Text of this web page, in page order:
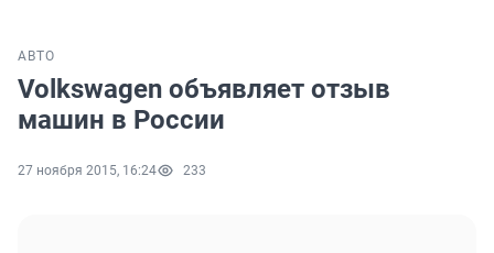
АВТО
Volkswagen объявляет отзыв
машин в России
27 ноября 2015, 16:24 233